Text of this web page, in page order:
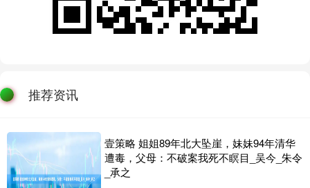
推荐资讯
壹策略 姐姐89年北大坠崖，妹妹94年清华
遭毒，父母：不破案我死不瞑目_吴今_朱令
_承之